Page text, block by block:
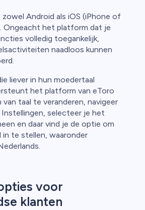
Android als iOS (iPhone of
Ongeacht het platform dat je
volledig toegankelijk,
naadloos kunnen
liever in hun moedertaal
het platform van eToro
van taal te veranderen, navigeer
selecteer je het
en daar vind je de optie om
in te stellen, waaronder
voor
klanten